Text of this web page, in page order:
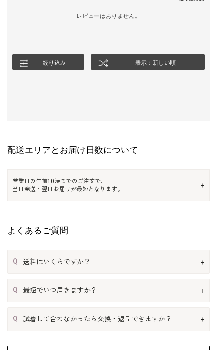
レビューはありません。
絞り込み 表示：新しい順
配送エリアとお届け日数について
営業日の午前10時までのご注文で、
当日発送・翌日お届けが最短となります。
よくあるご質問
Q 送料はいくらですか？
Q 最短でいつ届きますか？
Q 試着して合わなかったら交換・返品できますか？